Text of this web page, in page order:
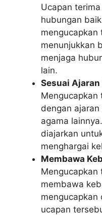
Ucapan
hubungan
mengucapkan
menunjukkan
menjaga
lain.
Sesuai Ajaran
Mengucapkan
dengan
agama
diajarkan
menghargai
Membawa
Mengucapkan
membawa
mengucapkan
ucapan